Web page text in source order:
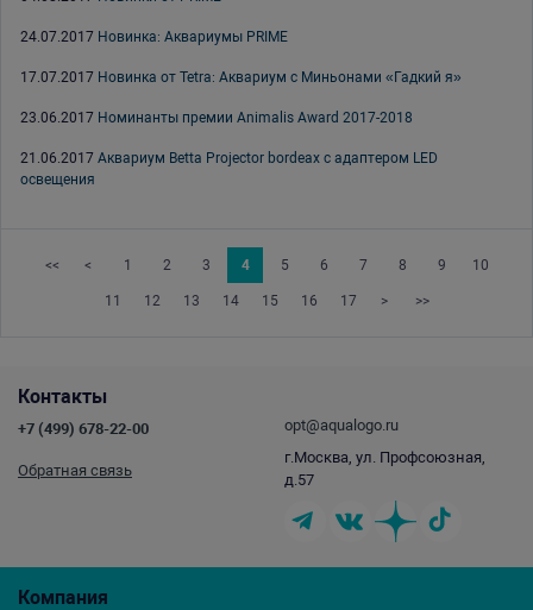
24.07.2017 Новинка: Аквариумы PRIME
17.07.2017 Новинка от Tetra: Аквариум с Миньонами «Гадкий я»
23.06.2017 Номинанты премии Animalis Award 2017-2018
21.06.2017 Аквариум Betta Projector bordeax с адаптером LED
освещения
<< < 1 2 3 4 5 6 7 8 9 10
11 12 13 14 15 16 17 > >>
Компания
Контакты
+7 (499) 678-22-00
Обратная связь
opt@aqualogo.ru
г.Москва, ул. Профсоюзная,
д.57